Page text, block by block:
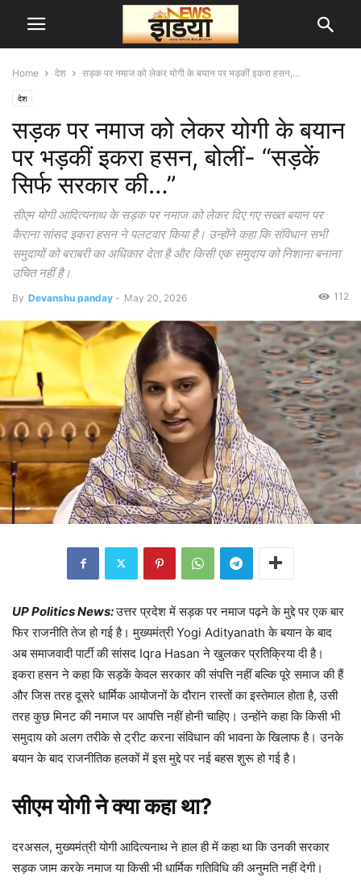
Home देश सड़क पर नमाज को लेकर योगी के बयान पर भड़कीं इकरा हसन,...
देश
सड़क पर नमाज को लेकर योगी के बयान
पर भड़कीं इकरा हसन, बोलीं- “सड़कें
सिर्फ सरकार की…”
सीएम योगी आदित्यनाथ के सड़क पर नमाज को लेकर दिए गए सख्त बयान पर
कैराना सांसद इकरा हसन ने पलटवार किया है। उन्होंने कहा कि संविधान सभी
समुदायों को बराबरी का अधिकार देता है और किसी एक समुदाय को निशाना बनाना
उचित नहीं है।
By Devanshu panday - May 20, 2026 112
UP Politics News:उत्तर प्रदेश में सड़क पर नमाज पढ़ने के मुद्दे पर एक बार
फिर राजनीति तेज हो गई है। मुख्यमंत्री Yogi Adityanath के बयान के बाद
अब समाजवादी पार्टी की सांसद Iqra Hasan ने खुलकर प्रतिक्रिया दी है।
इकरा हसन ने कहा कि सड़कें केवल सरकार की संपत्ति नहीं बल्कि पूरे समाज की हैं
और जिस तरह दूसरे धार्मिक आयोजनों के दौरान रास्तों का इस्तेमाल होता है, उसी
तरह कुछ मिनट की नमाज पर आपत्ति नहीं होनी चाहिए। उन्होंने कहा कि किसी भी
समुदाय को अलग तरीके से ट्रीट करना संविधान की भावना के खिलाफ है। उनके
बयान के बाद राजनीतिक हलकों में इस मुद्दे पर नई बहस शुरू हो गई है।
सीएम योगी ने क्या कहा था?
दरअसल, मुख्यमंत्री योगी आदित्यनाथ ने हाल ही में कहा था कि उनकी सरकार
सड़क जाम करके नमाज या किसी भी धार्मिक गतिविधि की अनुमति नहीं देगी।